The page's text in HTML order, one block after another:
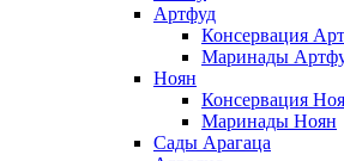
Артфуд
Консервация
Маринады
Ноян
Консервация
Маринады Ноян
Сады Арагаца